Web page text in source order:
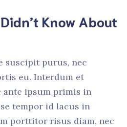
Know About
suscipit purus, nec
eu. Interdum et
ante ipsum primis in
tempor id lacus in
porttitor risus diam, nec